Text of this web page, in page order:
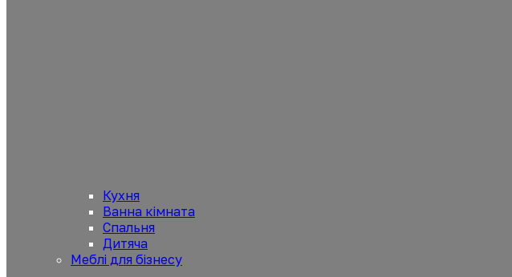
Кухня
Ванна кімната
Спальня
Дитяча
Меблі для бізнесу